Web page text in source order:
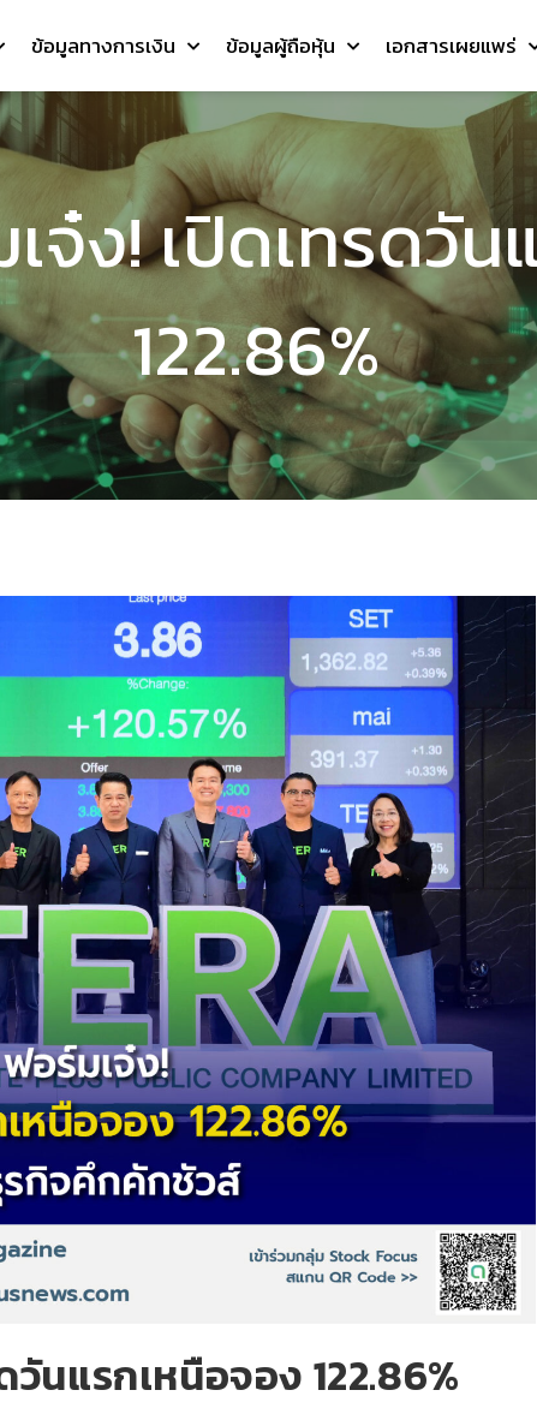
ข้อมูลทางการเงิน ข้อมูลผู้ถือหุ้น เอกสารเผยแพร่
เจ๋ง! เปิดเทรดวั
122.86%
วันแรกเหนือจอง 122.86%